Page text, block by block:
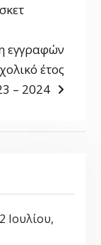
εγγραφών
έτος
– 2024
2 Ιουλίου,